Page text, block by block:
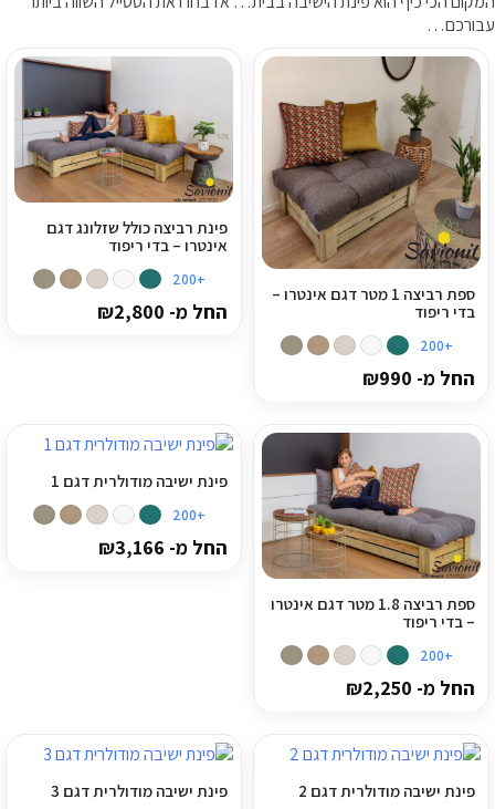
אקססוריז
עודפים
קטלוג צבעים
טיפים והמלצות
צור קשר
הצהרת נגישות
מדיניות פרטיות
התחבר / הרשם
עבורכם…
ספת רביצה 1 מטר דגם אינטרו –
בדי ריפוד
+200
החל מ- ₪990
פינת רביצה כולל שזלונג דגם
אינטרו – בדי ריפוד
+200
החל מ- ₪2,800
ספת רביצה 1.8 מטר דגם אינטרו
– בדי ריפוד
+200
החל מ- ₪2,250
פינת ישיבה מודולרית דגם 1
+200
החל מ- ₪3,166
פינת ישיבה מודולרית דגם 2 פינת ישיבה מודולרית דגם 3